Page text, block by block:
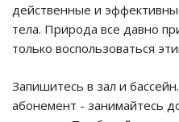
действенные и
тела. Природа все давно
только воспользоваться
Запишитесь в зал и
абонемент - занимайтесь